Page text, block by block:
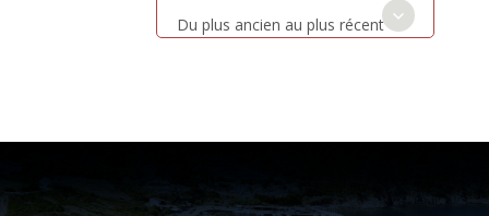
Du plus ancien au plus récent